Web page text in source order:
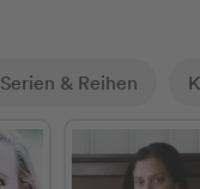
Serien & Reihen